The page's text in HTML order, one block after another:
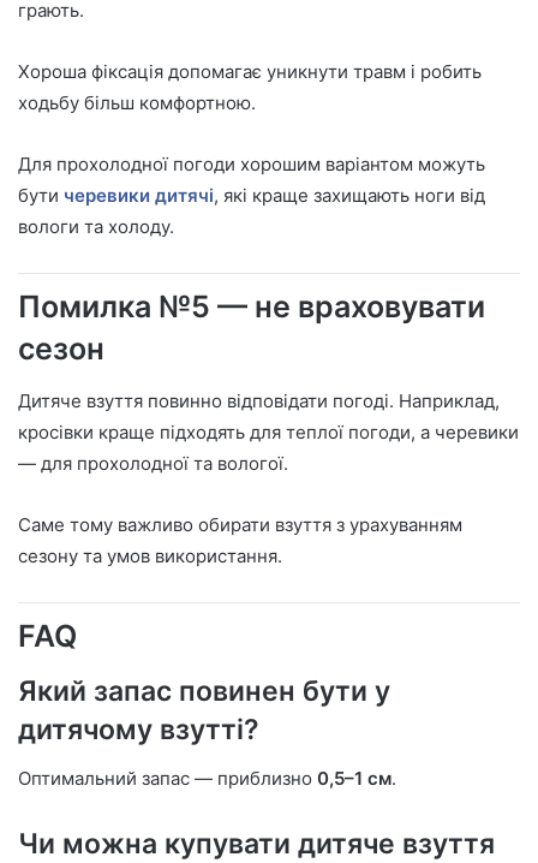
грають.
Хороша фіксація допомагає уникнути травм і робить
ходьбу більш комфортною.
Для прохолодної погоди хорошим варіантом можуть
бути черевики дитячі, які краще захищають ноги від
вологи та холоду.
Помилка №5 — не враховувати
сезон
Дитяче взуття повинно відповідати погоді. Наприклад,
кросівки краще підходять для теплої погоди, а черевики
— для прохолодної та вологої.
Саме тому важливо обирати взуття з урахуванням
сезону та умов використання.
FAQ
Який запас повинен бути у
дитячому взутті?
Оптимальний запас — приблизно 0,5–1 см.
Чи можна купувати дитяче взуття